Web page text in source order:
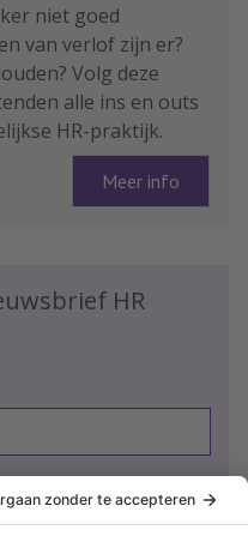
niet goed
van verlof zijn er?
Volg deze
alle ins en outs
HR-praktijk.
Meer info
HR